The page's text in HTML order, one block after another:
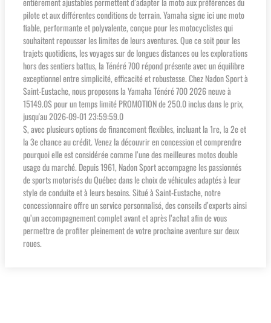
pilote et aux différentes conditions de terrain. Yamaha signe ici une moto
fiable, performante et polyvalente, conçue pour les motocyclistes qui
souhaitent repousser les limites de leurs aventures. Que ce soit pour les
trajets quotidiens, les voyages sur de longues distances ou les explorations
hors des sentiers battus, la Ténéré 700 répond présente avec un équilibre
exceptionnel entre simplicité, efficacité et robustesse. Chez Nadon Sport à
Saint-Eustache, nous proposons la Yamaha Ténéré 700 2026 neuve à
15149.0$ pour un temps limité PROMOTION de 250.0 inclus dans le prix,
jusqu'au 2026-09-01 23:59:59.0
$, avec plusieurs options de financement flexibles, incluant la 1re, la 2e et
la 3e chance au crédit. Venez la découvrir en concession et comprendre
pourquoi elle est considérée comme l’une des meilleures motos double
usage du marché. Depuis 1961, Nadon Sport accompagne les passionnés
de sports motorisés du Québec dans le choix de véhicules adaptés à leur
style de conduite et à leurs besoins. Situé à Saint-Eustache, notre
concessionnaire offre un service personnalisé, des conseils d’experts ainsi
qu’un accompagnement complet avant et après l’achat afin de vous
permettre de profiter pleinement de votre prochaine aventure sur deux
roues.